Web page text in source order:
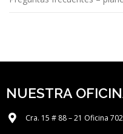
NUESTRA
Cra. 15 # 88 – 21 Oficina